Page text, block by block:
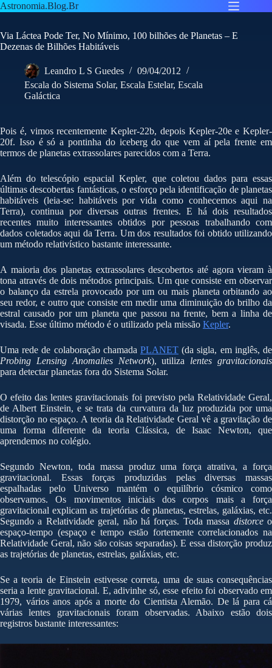
Pular
para
conteúdo
Astronomia.Blog.Br
Via Láctea Pode Ter, No Mínimo, 100 bilhões de Planetas – E
Dezenas de Bilhões Habitáveis
Leandro L S Guedes
09/04/2012
Escala do Sistema Solar, Escala Estelar, Escala
Galáctica
Pois é, vimos recentemente Kepler-22b, depois Kepler-20e e Kepler-
20f. Isso é só a pontinha do iceberg do que vem aí pela frente em
termos de planetas extrassolares parecidos com a Terra.
Além do telescópio espacial Kepler, que coletou dados para essas
últimas descobertas fantásticas, o esforço pela identificação de planetas
habitáveis (leia-se: habitáveis por vida como conhecemos aqui na
Terra), continua por diversas outras frentes. E há dois resultados
recentes muito interessantes obtidos por pessoas trabalhando com
dados coletados aqui da Terra. Um dos resultados foi obtido utilizando
um método relativístico bastante interessante.
A maioria dos planetas extrassolares descobertos até agora vieram à
tona através de dois métodos principais. Um que consiste em observar
o balanço da estrela provocado por um ou mais planeta orbitando ao
seu redor, e outro que consiste em medir uma diminuição do brilho da
estral causado por um planeta que passou na frente, bem a linha de
visada. Esse último método é o utilizado pela missão Kepler.
Uma rede de colaboração chamada PLANET (da sigla, em inglês, de
Probing Lensing Anomalies Network), utiliza lentes gravitacionais
para detectar planetas fora do Sistema Solar.
O efeito das lentes gravitacionais foi previsto pela Relatividade Geral,
de Albert Einstein, e se trata da curvatura da luz produzida por uma
distorção no espaço. A teoria da Relatividade Geral vê a gravitação de
uma forma diferente da teoria Clássica, de Isaac Newton, que
aprendemos no colégio.
Segundo Newton, toda massa produz uma força atrativa, a força
gravitacional. Essas forças produzidas pelas diversas massas
espalhadas pelo Universo mantém o equilíbrio cósmico como
observamos. Os movimentos iniciais dos corpos mais a força
gravitacional explicam as trajetórias de planetas, estrelas, galáxias, etc.
Segundo a Relatividade geral, não há forças. Toda massa distorceo
espaço-tempo (espaço e tempo estão fortemente correlacionados na
Relatividade Geral, não são coisas separadas). E essa distorção produz
as trajetórias de planetas, estrelas, galáxias, etc.
Se a teoria de Einstein estivesse correta, uma de suas consequências
seria a lente gravitacional. E, adivinhe só, esse efeito foi observado em
1979, vários anos após a morte do Cientista Alemão. De lá para cá
várias lentes gravitacionais foram observadas. Abaixo estão dois
registros bastante interessantes: